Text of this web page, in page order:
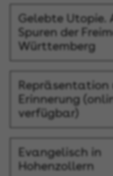
Gelebte Utopie.
Spuren der
Württemberg
Repräsentation
Erinnerung
verfügbar)
Evangelisch in
Hohenzollern